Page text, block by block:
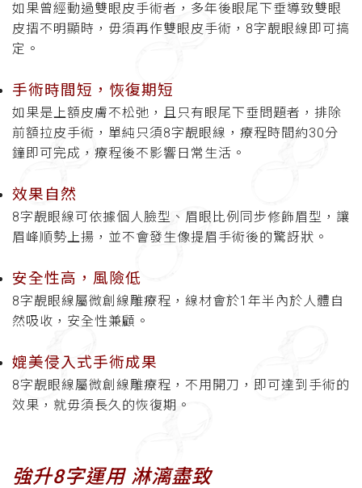
如果曾經動過雙眼皮手術者，多年後眼尾下垂導致雙眼
皮摺不明顯時，毋須再作雙眼皮手術，8字靚眼線即可搞
定。
手術時間短，恢復期短
如果是上額皮膚不松弛，且只有眼尾下垂問題者，排除
前額拉皮手術，單純只須8字靚眼線，療程時間約30分
鐘即可完成，療程後不影響日常生活。
效果自然
8字靚眼線可依據個人臉型、眉眼比例同步修飾眉型，讓
眉峰順勢上揚，並不會發生像提眉手術後的驚訝狀。
安全性高，風險低
8字靚眼線屬微創線雕療程，線材會於1年半內於人體自
然吸收，安全性兼顧。
媲美侵入式手術成果
8字靚眼線屬微創線雕療程，不用開刀，即可達到手術的
效果，就毋須長久的恢復期。
強升8字運用 淋漓盡致